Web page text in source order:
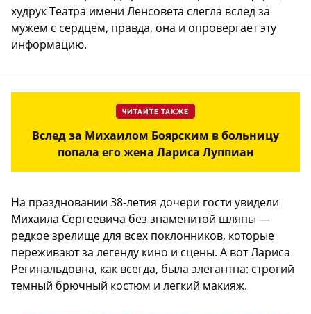
худрук Театра имени Ленсовета слегла вслед за
мужем с сердцем, правда, она и опровергает эту
информацию.
ЧИТАЙТЕ ТАКЖЕ
Вслед за Михаилом Боярским в больницу
попала его жена Лариса Луппиан
На праздновании 38-летия дочери гости увидели
Михаила Сергеевича без знаменитой шляпы —
редкое зрелище для всех поклонников, которые
переживают за легенду кино и сцены. А вот Лариса
Регинальдовна, как всегда, была элегантна: строгий
темный брючный костюм и легкий макияж.